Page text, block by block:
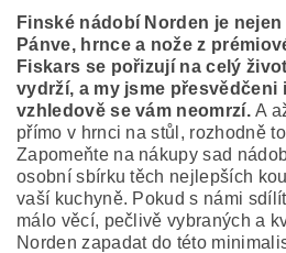
Finské nádobí Norden je
Pánve, hrnce a nože z
Fiskars se pořizují na celý
vydrží, a my jsme přesvědčeni
vzhledově se vám neomrzí. A
přímo v hrnci na stůl, rozhodně
Zapomeňte na nákupy sad
osobní sbírku těch nejlepších
vaší kuchyně. Pokud s námi
málo věcí, pečlivě vybraných a
Norden zapadat do této